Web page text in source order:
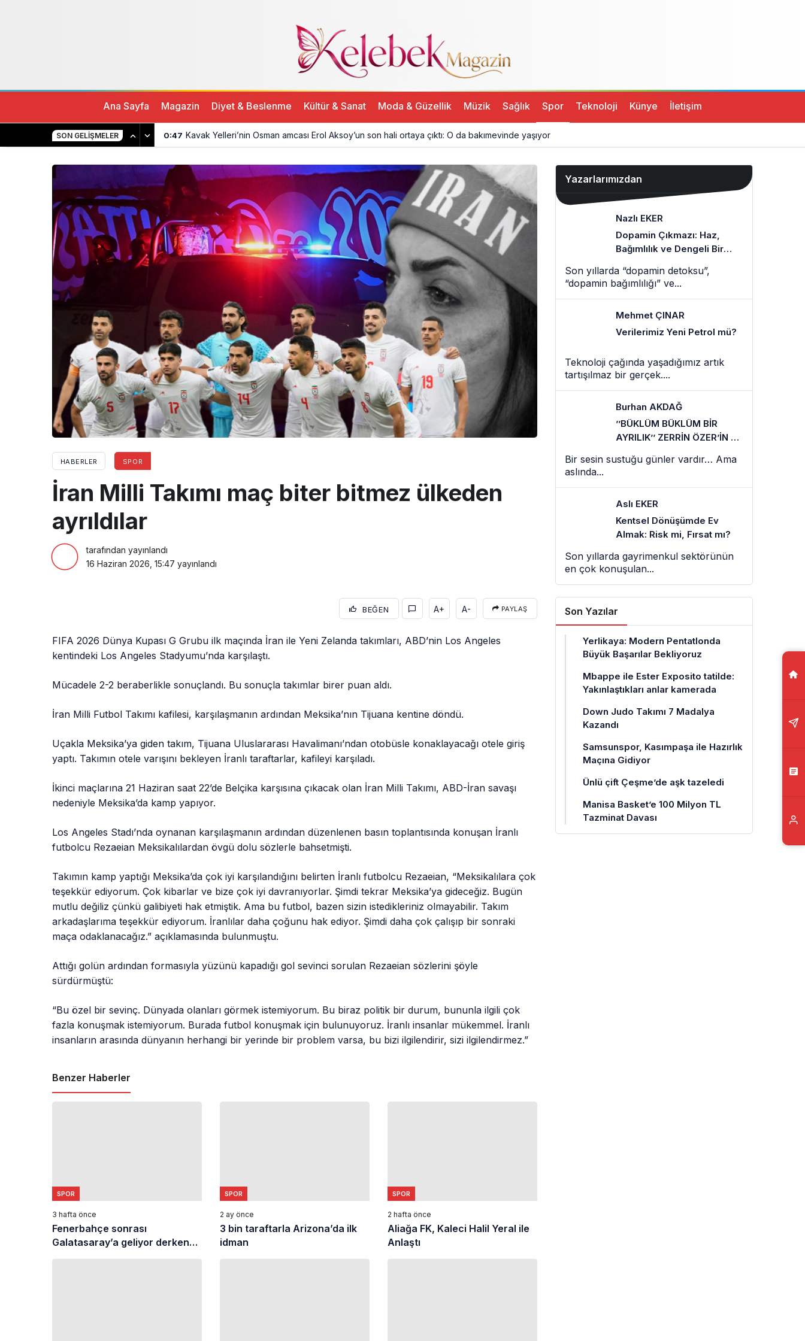
Ana Sayfa Magazin Diyet & Beslenme Kültür & Sanat Moda & Güzellik Müzik Sağlık Spor Teknoloji Künye İletişim
SON GELIŞMELER 0:47 Kavak Yelleri’nin Osman amcası Erol Aksoy’un son hali ortaya çıktı: O da bakımevinde yaşıyor
HABERLER SPOR
İran Milli Takımı maç biter bitmez ülkeden
ayrıldılar
tarafından yayınlandı
16 Haziran 2026, 15:47 yayınlandı
BEĞEN A+ A- PAYLAŞ
FIFA 2026 Dünya Kupası G Grubu ilk maçında İran ile Yeni Zelanda takımları, ABD’nin Los Angeles
kentindeki Los Angeles Stadyumu’nda karşılaştı.
Mücadele 2-2 beraberlikle sonuçlandı. Bu sonuçla takımlar birer puan aldı.
İran Milli Futbol Takımı kafilesi, karşılaşmanın ardından Meksika’nın Tijuana kentine döndü.
Uçakla Meksika’ya giden takım, Tijuana Uluslararası Havalimanı’ndan otobüsle konaklayacağı otele giriş
yaptı. Takımın otele varışını bekleyen İranlı taraftarlar, kafileyi karşıladı.
İkinci maçlarına 21 Haziran saat 22’de Belçika karşısına çıkacak olan İran Milli Takımı, ABD-İran savaşı
nedeniyle Meksika’da kamp yapıyor.
Los Angeles Stadı’nda oynanan karşılaşmanın ardından düzenlenen basın toplantısında konuşan İranlı
futbolcu Rezaeian Meksikalılardan övgü dolu sözlerle bahsetmişti.
Takımın kamp yaptığı Meksika’da çok iyi karşılandığını belirten İranlı futbolcu Rezaeian, “Meksikalılara çok
teşekkür ediyorum. Çok kibarlar ve bize çok iyi davranıyorlar. Şimdi tekrar Meksika’ya gideceğiz. Bugün
mutlu değiliz çünkü galibiyeti hak etmiştik. Ama bu futbol, bazen sizin istedikleriniz olmayabilir. Takım
arkadaşlarıma teşekkür ediyorum. İranlılar daha çoğunu hak ediyor. Şimdi daha çok çalışıp bir sonraki
maça odaklanacağız.” açıklamasında bulunmuştu.
Attığı golün ardından formasıyla yüzünü kapadığı gol sevinci sorulan Rezaeian sözlerini şöyle
sürdürmüştü:
“Bu özel bir sevinç. Dünyada olanları görmek istemiyorum. Bu biraz politik bir durum, bununla ilgili çok
fazla konuşmak istemiyorum. Burada futbol konuşmak için bulunuyoruz. İranlı insanlar mükemmel. İranlı
insanların arasında dünyanın herhangi bir yerinde bir problem varsa, bu bizi ilgilendirir, sizi ilgilendirmez.”
Benzer Haberler
SPOR
3 hafta önce
Fenerbahçe sonrası
Galatasaray’a geliyor derken
bambaşka takıma gidiyor
SPOR
2 ay önce
3 bin taraftarla Arizona’da ilk
idman
SPOR
2 hafta önce
Aliağa FK, Kaleci Halil Yeral ile
Anlaştı
Yazarlarımızdan
Nazlı EKER
Dopamin Çıkmazı: Haz,
Bağımlılık ve Dengeli Bir
Son yıllarda “dopamin detoksu”,
“dopamin bağımlılığı” ve...
Mehmet ÇINAR
Verilerimiz Yeni Petrol mü?
Teknoloji çağında yaşadığımız artık
tartışılmaz bir gerçek....
Burhan AKDAĞ
’’BÜKLÜM BÜKLÜM BİR
AYRILIK’’ ZERRİN ÖZER’İN EN
Bir sesin sustuğu günler vardır… Ama
aslında...
Aslı EKER
Kentsel Dönüşümde Ev
Almak: Risk mi, Fırsat mı?
Son yıllarda gayrimenkul sektörünün
en çok konuşulan...
Son Yazılar
Yerlikaya: Modern Pentatlonda
Büyük Başarılar Bekliyoruz
Mbappe ile Ester Exposito tatilde:
Yakınlaştıkları anlar kamerada
Down Judo Takımı 7 Madalya
Kazandı
Samsunspor, Kasımpaşa ile Hazırlık
Maçına Gidiyor
Ünlü çift Çeşme’de aşk tazeledi
Manisa Basket’e 100 Milyon TL
Tazminat Davası